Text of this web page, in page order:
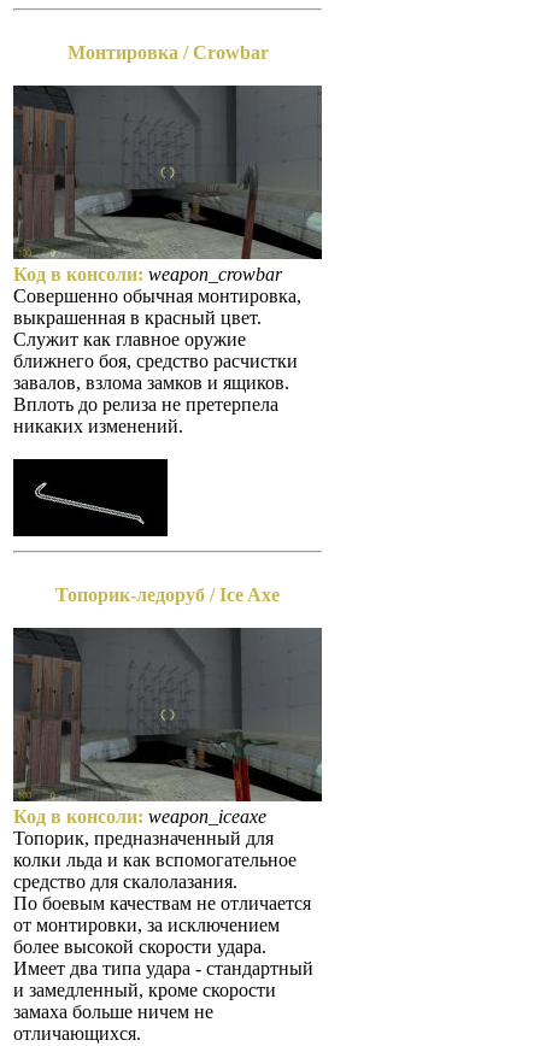
Монтировка / Crowbar
Код в консоли: weapon_crowbar
Совершенно обычная монтировка,
выкрашенная в красный цвет.
Служит как главное оружие
ближнего боя, средство расчистки
завалов, взлома замков и ящиков.
Вплоть до релиза не претерпела
никаких изменений.
Топорик-ледоруб / Ice Axe
Код в консоли: weapon_iceaxe
Топорик, предназначенный для
колки льда и как вспомогательное
средство для скалолазания.
По боевым качествам не отличается
от монтировки, за исключением
более высокой скорости удара.
Имеет два типа удара - стандартный
и замедленный, кроме скорости
замаха больше ничем не
отличающихся.